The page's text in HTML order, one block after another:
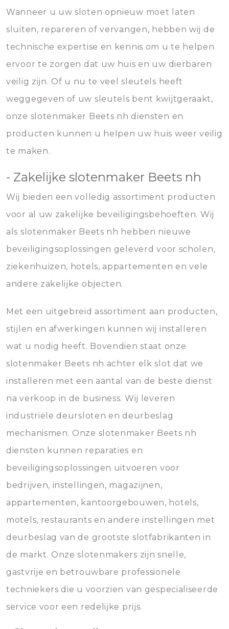
Wanneer u uw sloten opnieuw moet laten
sluiten, repareren of vervangen, hebben wij de
technische expertise en kennis om u te helpen
ervoor te zorgen dat uw huis en uw dierbaren
veilig zijn. Of u nu te veel sleutels heeft
weggegeven of uw sleutels bent kwijtgeraakt,
onze slotenmaker Beets nh diensten en
producten kunnen u helpen uw huis weer veilig
te maken.
- Zakelijke slotenmaker Beets nh
Wij bieden een volledig assortiment producten
voor al uw zakelijke beveiligingsbehoeften. Wij
als slotenmaker Beets nh hebben nieuwe
beveiligingsoplossingen geleverd voor scholen,
ziekenhuizen, hotels, appartementen en vele
andere zakelijke objecten.
Met een uitgebreid assortiment aan producten,
stijlen en afwerkingen kunnen wij installeren
wat u nodig heeft. Bovendien staat onze
slotenmaker Beets nh achter elk slot dat we
installeren met een aantal van de beste dienst
na verkoop in de business. Wij leveren
industriële deursloten en deurbeslag
mechanismen. Onze slotenmaker Beets nh
diensten kunnen reparaties en
beveiligingsoplossingen uitvoeren voor
bedrijven, instellingen, magazijnen,
appartementen, kantoorgebouwen, hotels,
motels, restaurants en andere instellingen met
deurbeslag van de grootste slotfabrikanten in
de markt. Onze slotenmakers zijn snelle,
gastvrije en betrouwbare professionele
techniekers die u voorzien van gespecialiseerde
service voor een redelijke prijs.